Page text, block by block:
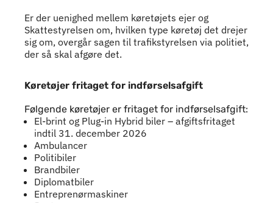
Er der uenighed mellem køretøjets ejer og
Skattestyrelsen om, hvilken type køretøj det drejer
sig om, overgår sagen til trafikstyrelsen via politiet,
der så skal afgøre det.
Køretøjer fritaget for indførselsafgift
Køretøjer fritaget for indførselsafgift
Følgende køretøjer er fritaget for indførselsafgift:
El-brint og Plug-in Hybrid biler – afgiftsfritaget
indtil 31. december 2026
Ambulancer
Politibiler
Brandbiler
Diplomatbiler
Entreprenørmaskiner